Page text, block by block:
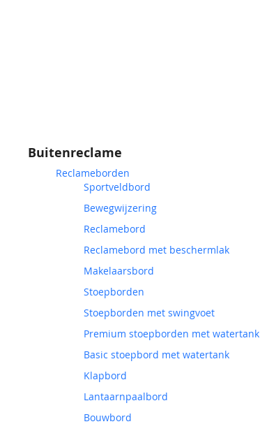
Buitenreclame
Reclameborden
Sportveldbord
Bewegwijzering
Reclamebord
Reclamebord met beschermlak
Makelaarsbord
Stoepborden
Stoepborden met swingvoet
Premium stoepborden met watertank
Basic stoepbord met watertank
Klapbord
Lantaarnpaalbord
Bouwbord